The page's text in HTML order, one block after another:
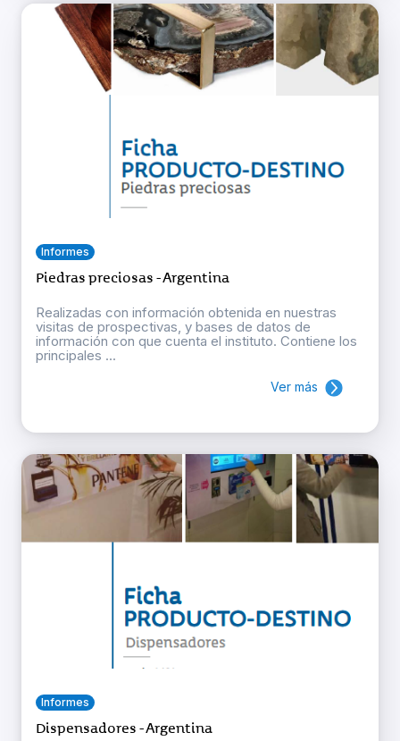
Informes
Piedras preciosas - Argentina
Realizadas con información obtenida en nuestras
visitas de prospectivas, y bases de datos de
información con que cuenta el instituto. Contiene los
principales ...
Ver más
Informes
Dispensadores - Argentina